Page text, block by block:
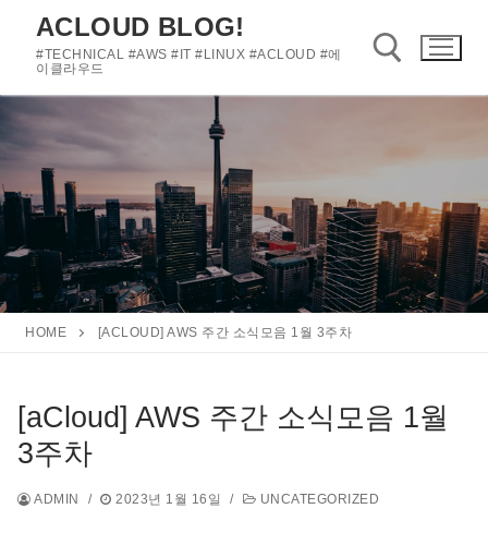
로
로
기
ACLOUD BLOG!
#TECHNICAL #AWS #IT #LINUX #ACLOUD #에
이클라우드
HOME [ACLOUD] AWS 주간 소식모음 1월 3주차
[aCloud] AWS 주간 소식모음 1월
3주차
ADMIN / 2023년 1월 16일 / UNCATEGORIZED